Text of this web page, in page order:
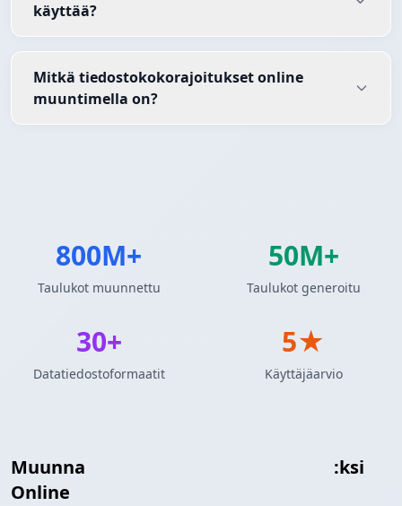
Muunna
:ksi
Online
käyttää?
Mitkä tiedostokokorajoitukset online
muuntimella on?
800M+
Taulukot muunnettu
50M+
Taulukot generoitu
30+
Datatiedostoformaatit
5★
Käyttäjäarvio